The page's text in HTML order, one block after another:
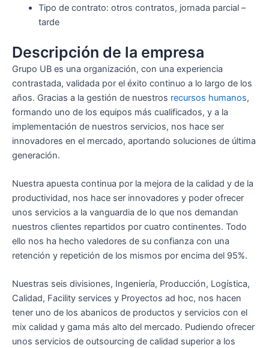
Tipo de contrato: otros contratos, jornada parcial –
tarde
Descripción de la empresa
Grupo UB es una organización, con una experiencia
contrastada, validada por el éxito continuo a lo largo de los
años. Gracias a la gestión de nuestros recursos humanos,
formando uno de los equipos más cualificados, y a la
implementación de nuestros servicios, nos hace ser
innovadores en el mercado, aportando soluciones de última
generación.
Nuestra apuesta continua por la mejora de la calidad y de la
productividad, nos hace ser innovadores y poder ofrecer
unos servicios a la vanguardia de lo que nos demandan
nuestros clientes repartidos por cuatro continentes. Todo
ello nos ha hecho valedores de su confianza con una
retención y repetición de los mismos por encima del 95%.
Nuestras seis divisiones, Ingeniería, Producción, Logística,
Calidad, Facility services y Proyectos ad hoc, nos hacen
tener uno de los abanicos de productos y servicios con el
mix calidad y gama más alto del mercado. Pudiendo ofrecer
unos servicios de outsourcing de calidad superior a los